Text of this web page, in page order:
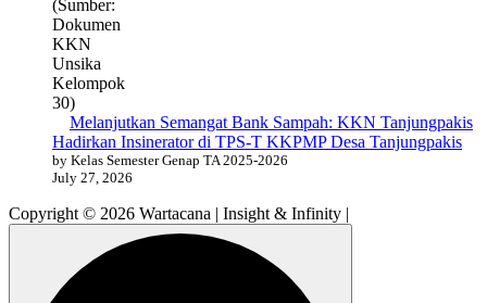
Melanjutkan Semangat Bank Sampah: KKN Tanjungpakis
Hadirkan Insinerator di TPS-T KKPMP Desa Tanjungpakis
by Kelas Semester Genap TA 2025-2026
July 27, 2026
Copyright © 2026 Wartacana | Insight & Infinity |